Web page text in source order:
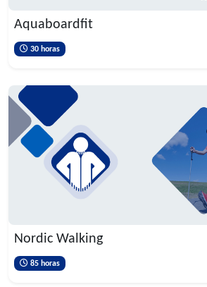
Aquaboardfit
30 horas
Nordic Walking
85 horas